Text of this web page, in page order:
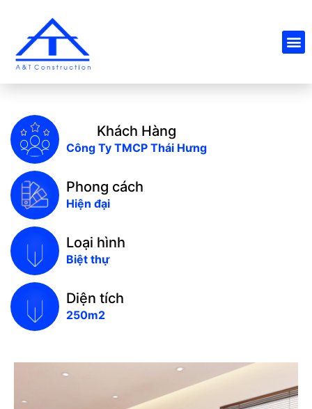
Khách Hàng
Công Ty TMCP Thái Hưng
Phong cách
Hiện đại
Loại hình
Biệt thự
Diện tích
250m2